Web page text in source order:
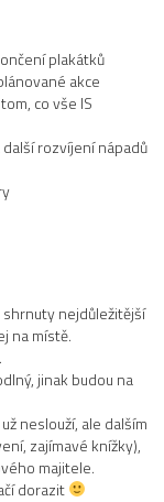
plakátků
akce
co vše IS
rozvíjení nápadů
shrnuty nejdůležitější
na místě.
jinak budou na
neslouží, ale dalším
zajímavé knížky),
majitele.
dorazit